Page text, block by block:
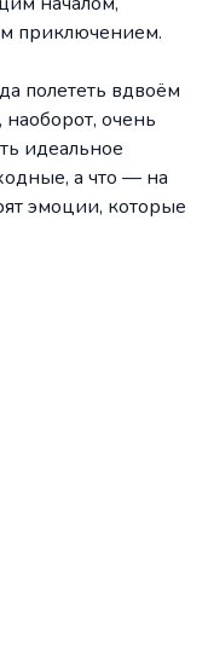
приключением.
полететь вдвоём
очень
идеальное
а что — на
эмоции, которые